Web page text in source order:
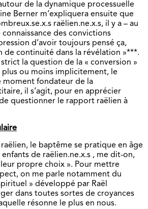
de la dynamique processuelle
Berner m’expliquera ensuite que
raëlien.ne.x.s, il y a – au
des convictions
d’avoir toujours pensé ça,
de continuité dans la révélation »***.
la question de la « conversion »
ou moins implicitement, le
moment fondateur de la
il s’agit, pour en apprécier
questionner le rapport raëlien à
le baptême se pratique en âge
de raëlien.ne.x.s , me dit-on,
propre choix ». Pour mettre
on me parle notamment du
» développé par Raël
dans toutes sortes de croyances
résonne le plus en nous.